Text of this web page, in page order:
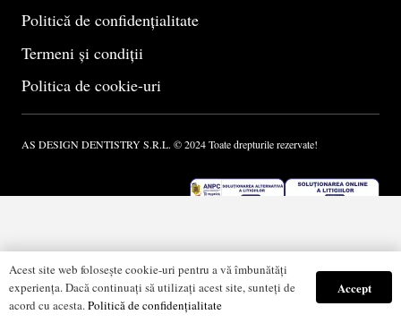
Politică de confidențialitate
Termeni și condiții
Politica de cookie-uri
AS DESIGN DENTISTRY S.R.L. © 2024 Toate drepturile rezervate!
Acest site web folosește cookie-uri pentru a vă îmbunătăți
experiența. Dacă continuați să utilizați acest site, sunteți de
acord cu acesta.Politică de confidențialitate
Accept